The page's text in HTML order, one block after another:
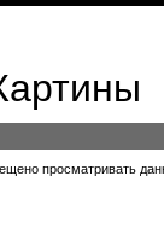
просматривать